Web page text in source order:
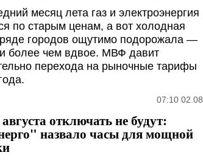
месяц лета газ и электроэнергия
по старым ценам, а вот холодная
городов ощутимо подорожала —
более чем вдвое. МВФ давит
перехода на рыночные тарифы
07:10 02.08
отключать не будут:
назвало часы для мощной